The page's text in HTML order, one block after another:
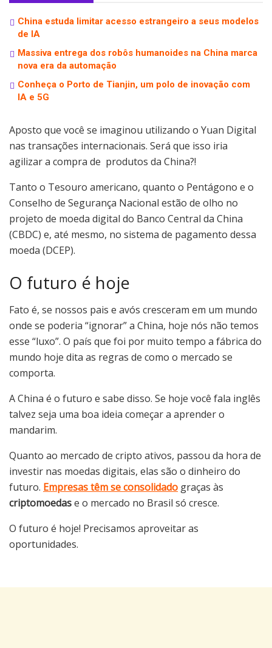
China estuda limitar acesso estrangeiro a seus modelos
de IA
Massiva entrega dos robôs humanoides na China marca
nova era da automação
Conheça o Porto de Tianjin, um polo de inovação com
IA e 5G
Aposto que você se imaginou utilizando o Yuan Digital
nas transações internacionais. Será que isso iria
agilizar a compra de produtos da China?!
Tanto o Tesouro americano, quanto o Pentágono e o
Conselho de Segurança Nacional estão de olho no
projeto de moeda digital do Banco Central da China
(CBDC) e, até mesmo, no sistema de pagamento dessa
moeda (DCEP).
O futuro é hoje
Fato é, se nossos pais e avós cresceram em um mundo
onde se poderia “ignorar” a China, hoje nós não temos
esse “luxo”. O país que foi por muito tempo a fábrica do
mundo hoje dita as regras de como o mercado se
comporta.
A China é o futuro e sabe disso. Se hoje você fala inglês
talvez seja uma boa ideia começar a aprender o
mandarim.
Quanto ao mercado de cripto ativos, passou da hora de
investir nas moedas digitais, elas são o dinheiro do
futuro. Empresas têm se consolidado graças às
criptomoedase o mercado no Brasil só cresce.
O futuro é hoje! Precisamos aproveitar as
oportunidades.